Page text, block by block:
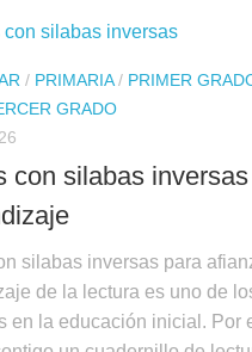
/ PRIMARIA/ PRIMER
GRADO
con silabas
silabas inversas para
de la lectura es uno de
en la educación inicial. Por